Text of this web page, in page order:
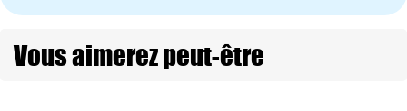
Vous aimerez peut-être